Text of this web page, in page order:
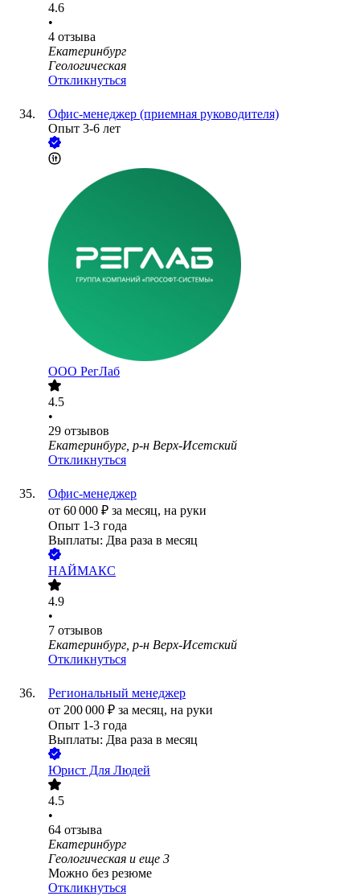
4.6
•
4 отзыва
Екатеринбург
Геологическая
Откликнуться
Офис-менеджер (приемная руководителя)
Опыт 3-6 лет
ООО РегЛаб
4.5
•
29 отзывов
Екатеринбург, р-н Верх-Исетский
Откликнуться
Офис-менеджер
от 60 000 ₽ за месяц, на руки
Опыт 1-3 года
Выплаты: Два раза в месяц
НАЙМАКС
4.9
•
7 отзывов
Екатеринбург, р-н Верх-Исетский
Откликнуться
Региональный менеджер
от 200 000 ₽ за месяц, на руки
Опыт 1-3 года
Выплаты: Два раза в месяц
Юрист Для Людей
4.5
•
64 отзыва
Екатеринбург
Геологическая и еще 3
Можно без резюме
Откликнуться